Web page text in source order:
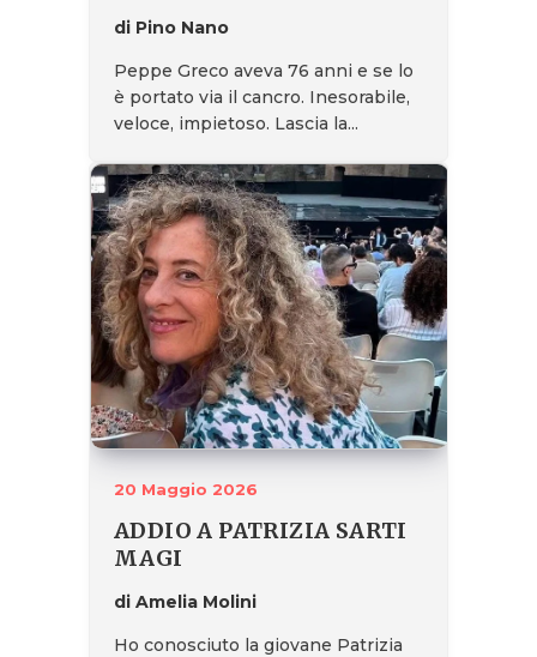
di Pino Nano
Peppe Greco aveva 76 anni e se lo
è portato via il cancro. Inesorabile,
veloce, impietoso. Lascia la...
20 Maggio 2026
ADDIO A PATRIZIA SARTI
MAGI
di Amelia Molini
Ho conosciuto la giovane Patrizia